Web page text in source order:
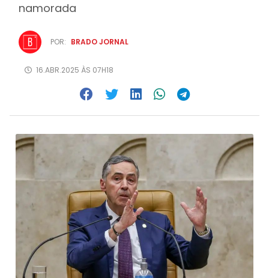
namorada
POR: BRADO JORNAL
16.ABR.2025 ÀS 07H18